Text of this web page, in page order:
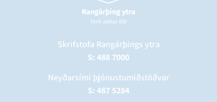
Skrifstofa Rangárþings ytra
S: 488 7000
Neyðarsími þjónustumiðstöðvar
S: 487 5284